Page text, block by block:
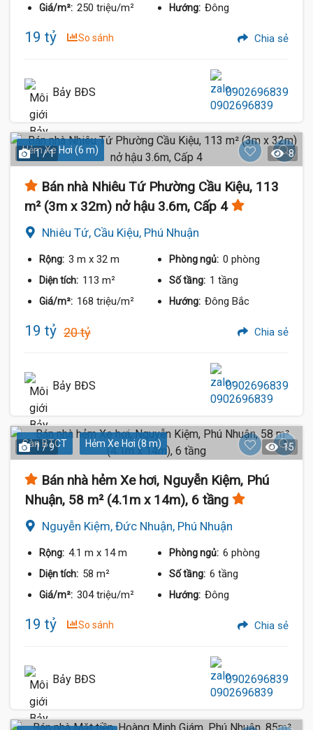
Giá/m²: 250 triệu/m² Hướng: Đông
19 tỷ So sánh Chia sẻ
Bảy BĐS 0902696839
Hẻm Xe Hơi (6 m)
1 / 1 8
Bán nhà Nhiêu Tứ Phường Cầu Kiệu, 113
m² (3m x 32m) nở hậu 3.6m, Cấp 4
Nhiêu Tứ, Cầu Kiệu, Phú Nhuận
Rộng: 3 m x 32 m Phòng ngủ: 0 phòng
Diện tích: 113 m² Số tầng: 1 tầng
Giá/m²: 168 triệu/m² Hướng: Đông Bắc
19 tỷ 20 tỷ Chia sẻ
Bảy BĐS 0902696839
Sàn BTCT Hẻm Xe Hơi (8 m)
1 / 9 15
Bán nhà hẻm Xe hơi, Nguyễn Kiệm, Phú
Nhuận, 58 m² (4.1m x 14m), 6 tầng
Nguyễn Kiệm, Đức Nhuận, Phú Nhuận
Rộng: 4.1 m x 14 m Phòng ngủ: 6 phòng
Diện tích: 58 m² Số tầng: 6 tầng
Giá/m²: 304 triệu/m² Hướng: Đông
19 tỷ So sánh Chia sẻ
Bảy BĐS 0902696839